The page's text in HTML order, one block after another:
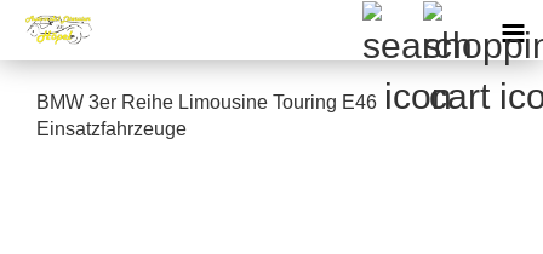
BMW 3er Reihe Limousine Touring E46
Einsatzfahrzeuge